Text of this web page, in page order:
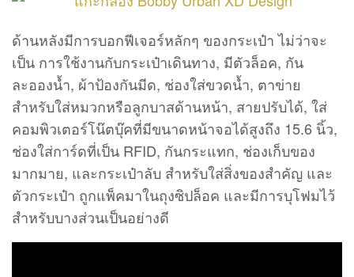
ด้านหลังมีการบอกฟีเจอร์หลักๆ ของกระเป๋า ไม่ว่าจะ
เป็น การใช้งานกับกระเป๋าเดินทาง, มีตัวล็อค, กัน
ละอองน้ำ, ผ้าป้องกันมีด, ช่องใส่ขวดน้ำ, ตาข่าย
สำหรับใส่หมวกหรือลูกบาสด้านหน้า, สายปรับได้, ใส่
คอมพิวเตอร์โน๊ตบุ๊คที่มีขนาดหน้าจอได้สูงถึง 15.6 นิ้ว,
ช่องใส่การ์ดที่เป็น RFID, กันกระแทก, ช่องเก็บของ
มากมาย, และกระเป๋าลับ สำหรับใส่สิ่งของสำคัญ และ
ตัวกระเป๋า ถูกแพ็คมาในถุงซิปล็อค และมีการบุโฟมไว้
สำหรับบางส่วนเป็นอย่างดี